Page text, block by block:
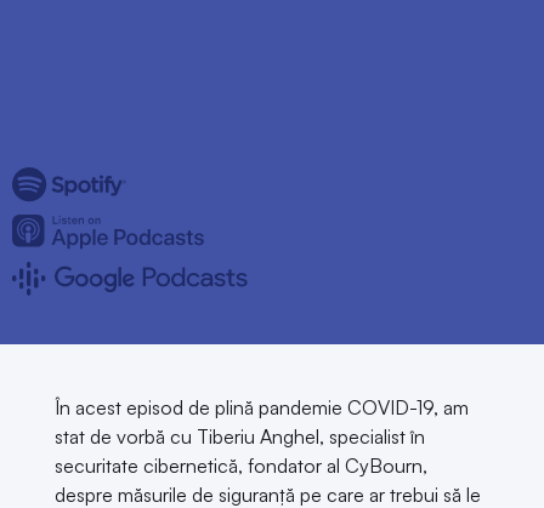
În acest episod de plină pandemie COVID-19, am
stat de vorbă cu Tiberiu Anghel, specialist în
securitate cibernetică, fondator al CyBourn,
despre măsurile de siguranță pe care ar trebui să le